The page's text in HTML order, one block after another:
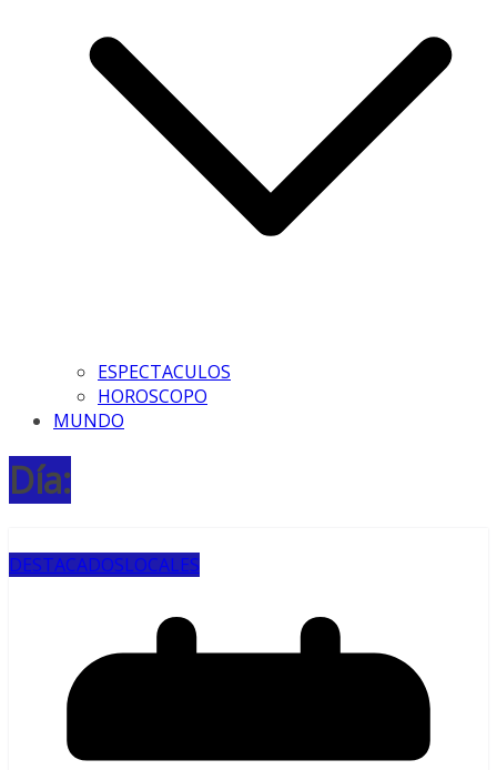
ESPECTACULOS
HOROSCOPO
MUNDO
Día:
DESTACADOSLOCALES